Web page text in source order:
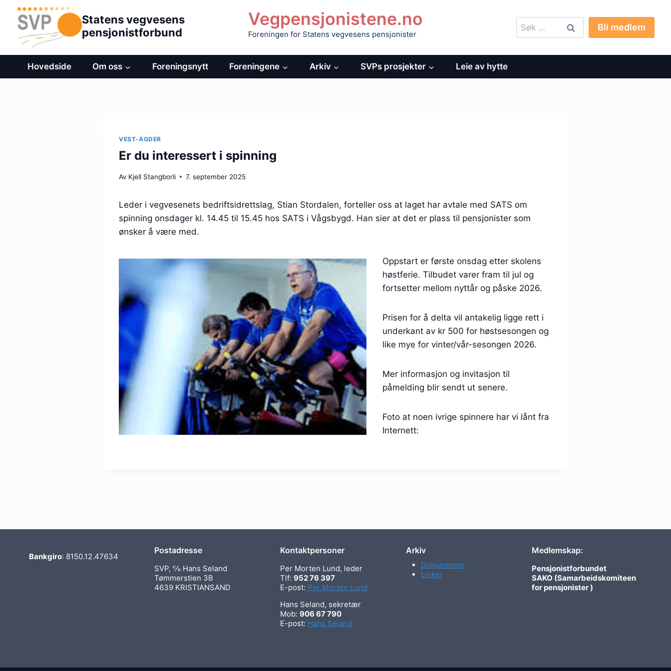
Hopp
innhold
Statens vegvesens
pensjonistforbund
Vegpensjonistene.no
Foreningen for Statens vegvesens pensjonister
Søk
etter:
Bli medlem
Hovedside Om oss Foreningsnytt Foreningene Arkiv SVPs prosjekter Leie av hytte
VEST-AGDER
Er du interessert i spinning
Av Kjell Stangborli 7. september 2025
Leder i vegvesenets bedriftsidrettslag, Stian Stordalen, forteller oss at laget har avtale med SATS om
spinning onsdager kl. 14.45 til 15.45 hos SATS i Vågsbygd. Han sier at det er plass til pensjonister som
ønsker å være med.
Oppstart er første onsdag etter skolens
høstferie. Tilbudet varer fram til jul og
fortsetter mellom nyttår og påske 2026.
Prisen for å delta vil antakelig ligge rett i
underkant av kr 500 for høstsesongen og
like mye for vinter/vår-sesongen 2026.
Mer informasjon og invitasjon til
påmelding blir sendt ut senere.
Foto at noen ivrige spinnere har vi lånt fra
Internett:
Bankgiro: 8150.12.47634
Postadresse
SVP, ℅ Hans Seland
Tømmerstien 3B
4639 KRISTIANSAND
Kontaktpersoner
Per Morten Lund, leder
Tlf:952 76 397
E-post: Per Morten Lund
Hans Seland, sekretær
Mob:906 67 790
E-post: Hans Seland
Arkiv
Dokumenter
Linker
Medlemskap:
Pensjonistforbundet
SAKO (Samarbeidskomiteen
for pensjonister )